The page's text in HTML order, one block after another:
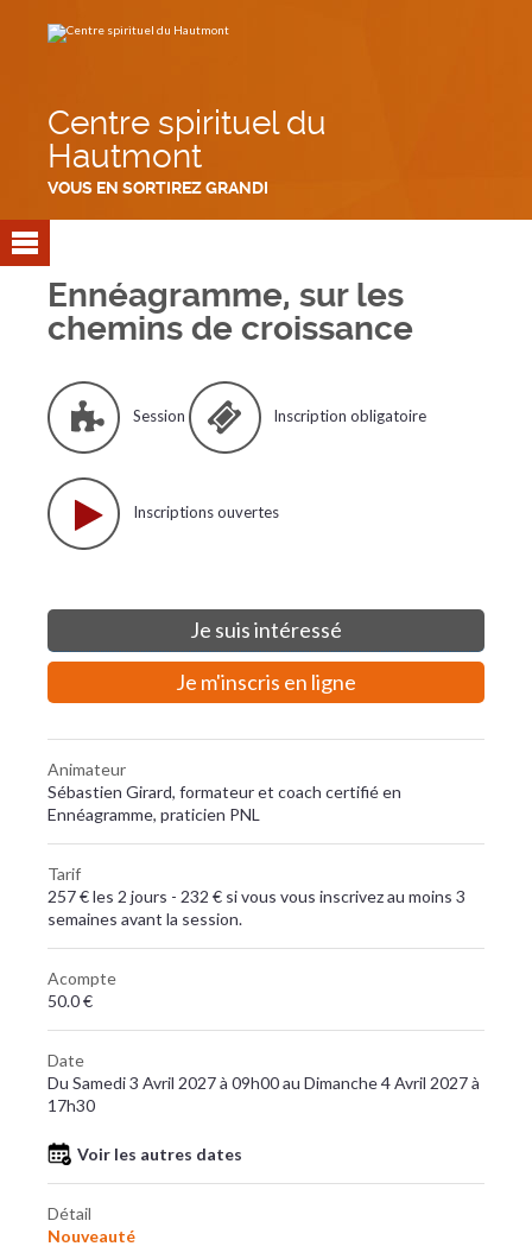
contenu.
Centre spirituel du
Hautmont
VOUS EN SORTIREZ GRANDI
Ennéagramme, sur les
chemins de croissance
Session Inscription obligatoire
Inscriptions ouvertes
Je suis intéressé
Je m'inscris en ligne
Animateur
Sébastien Girard, formateur et coach certifié en
Ennéagramme, praticien PNL
Tarif
257 € les 2 jours - 232 € si vous vous inscrivez au moins 3
semaines avant la session.
Acompte
50.0 €
Date
Du Samedi 3 Avril 2027 à 09h00 au Dimanche 4 Avril 2027 à
17h30
Voir les autres dates
Détail
Nouveauté